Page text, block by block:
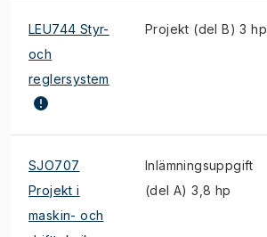
LEU744 Styr-
och
reglersystem
Projekt (del B) 3 hp
SJO707
Projekt i
maskin- och
Inlämningsuppgift
(del A) 3,8 hp